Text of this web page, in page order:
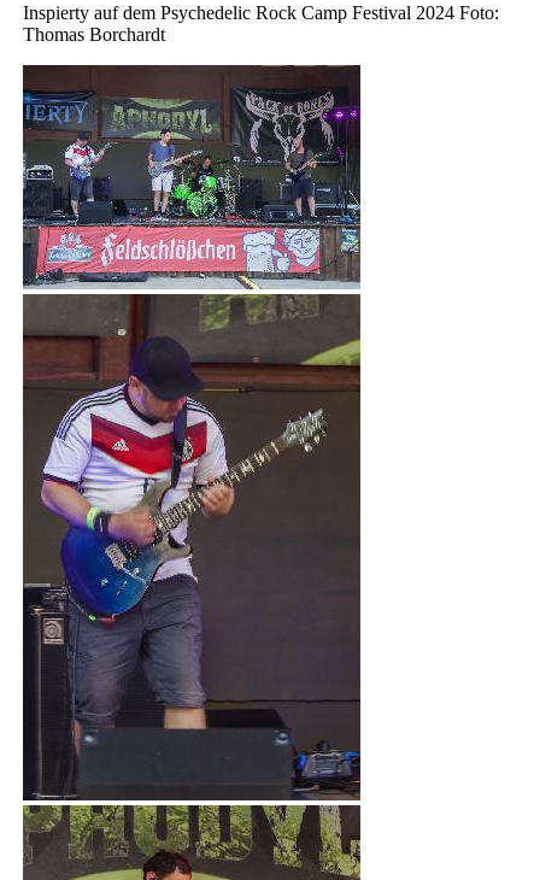
Inspierty auf dem Psychedelic Rock Camp Festival 2024 Foto:
Thomas Borchardt